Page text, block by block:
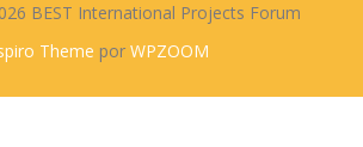
BEST International Projects Forum
Theme por WPZOOM